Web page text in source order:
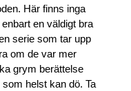
Här finns inga
en väldigt bra
serie som tar upp
om de var mer
grym berättelse
helst kan dö. Ta